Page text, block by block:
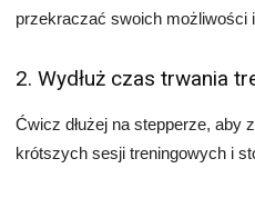
przekraczać swoich możliwości
2. Wydłuż czas trwania
Ćwicz dłużej na stepperze, aby
krótszych sesji treningowych i